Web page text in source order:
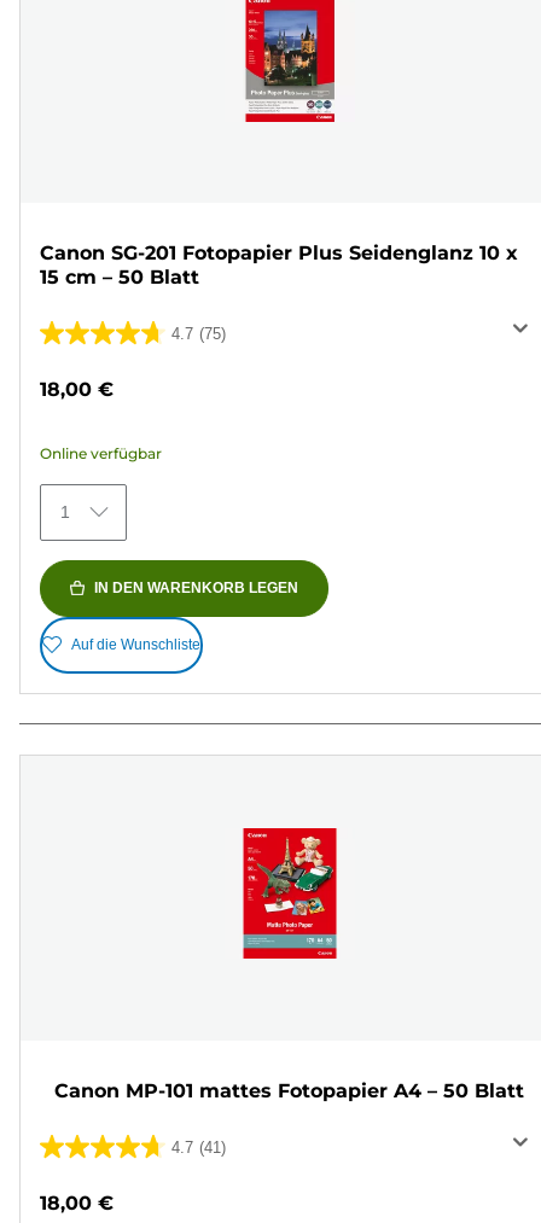
Canon SG-201 Fotopapier Plus Seidenglanz 10 x
15 cm – 50 Blatt
4.7 (75)
4.7
75
Bewertungen
18,00 €
Online verfügbar
1
IN DEN WARENKORB LEGEN
Auf die Wunschliste
Canon MP-101 mattes Fotopapier A4 – 50 Blatt
4.7 (41)
4.7
18,00 €